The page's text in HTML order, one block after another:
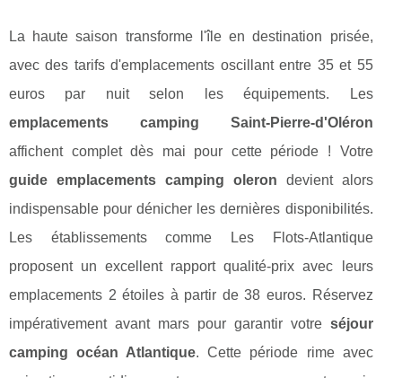
La haute saison transforme l'île en destination prisée,
avec des tarifs d'emplacements oscillant entre 35 et 55
euros par nuit selon les équipements. Les
emplacements camping Saint-Pierre-d'Oléron
affichent complet dès mai pour cette période ! Votre
guide emplacements camping oleron devient alors
indispensable pour dénicher les dernières disponibilités.
Les établissements comme Les Flots-Atlantique
proposent un excellent rapport qualité-prix avec leurs
emplacements 2 étoiles à partir de 38 euros. Réservez
impérativement avant mars pour garantir votre séjour
camping océan Atlantique. Cette période rime avec